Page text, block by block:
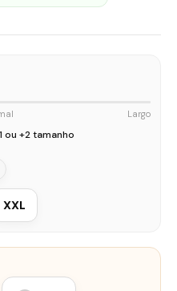
Largo
+2 tamanho
XXL